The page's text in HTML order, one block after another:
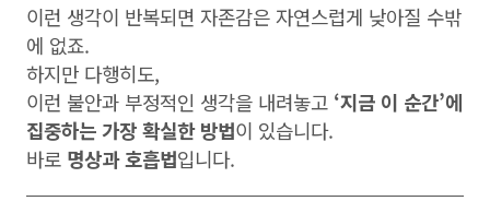
이런 생각이 반복되면 자존감은 자연스럽게 낮아질 수밖
에 없죠.
하지만 다행히도,
이런 불안과 부정적인 생각을 내려놓고 ‘지금 이 순간’에
집중하는 가장 확실한 방법이 있습니다.
바로 명상과 호흡법입니다.